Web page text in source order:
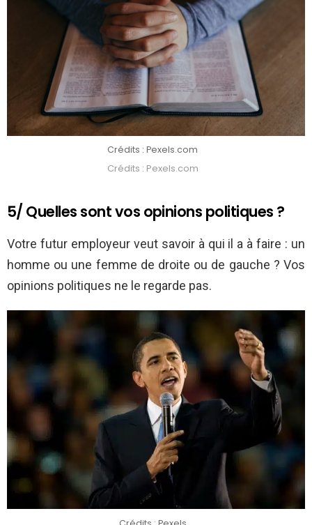
Crédits : Pexels.com
Crédits : Pexels.com
5/ Quelles sont vos opinions politiques ?
Votre futur employeur veut savoir à qui il a à faire : un
homme ou une femme de droite ou de gauche ? Vos
opinions politiques ne le regarde pas.